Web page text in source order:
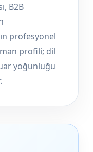
B2B
profesyonel
profili; dil
yoğunluğu